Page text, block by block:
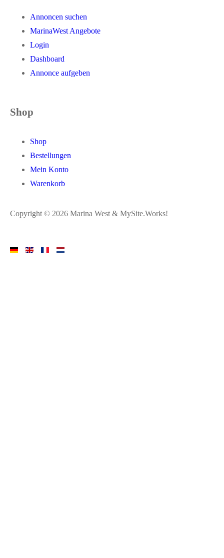
Annoncen suchen
MarinaWest Angebote
Login
Dashboard
Annonce aufgeben
Shop
Shop
Bestellungen
Mein Konto
Warenkorb
Copyright © 2026 Marina West & MySite.Works!